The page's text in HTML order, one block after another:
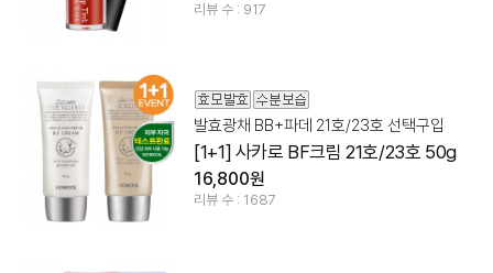
리뷰 수 : 917
발효광채 BB+파데 21호/23호 선택구입
[1+1] 사카로 BF크림 21호/23호 50g
16,800원
리뷰 수 : 1687